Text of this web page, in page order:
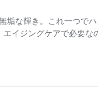
垢な輝き。これ一つ
エイジングケアで必要